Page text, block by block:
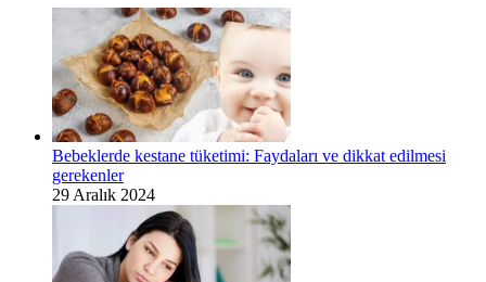
Bebeklerde kestane tüketimi: Faydaları ve dikkat edilmesi
gerekenler
29 Aralık 2024